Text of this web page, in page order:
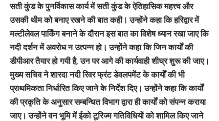
सती कुंड के पुनर्विकास कार्य में सती कुंड के ऐतिहासिक महत्त्व और
उसकी थीम को बनाए रखने की बात कही। उन्होंने कहा कि हरिद्वार में
मल्टीलेवल पार्किंग बनाने के दौरान इस बात का विशेष ध्यान रखा जाए कि
नदी दर्शन में अवरोध न उत्पन्न हो। उन्होंने कहा कि जिन कार्यों की
डीपीआर तैयार हो गयी है, उन पर आगे की कार्यवाही शीघ्र शुरू की जाए।
मुख्य सचिव ने शारदा नदी रिवर फ्रंट डेवलपमेंट के कार्यों की भी
प्राथमिकता निर्धारित किए जाने के निर्देश दिए। उन्होंने कहा कि कार्यों
की प्रकृति के अनुसार सम्बन्धित विभाग द्वारा ही कार्यों को संपन्न कराया
जाए। उन्होंने वन भूमि में ईको टूरिज्म गतिविधियों को शामिल किए जाने